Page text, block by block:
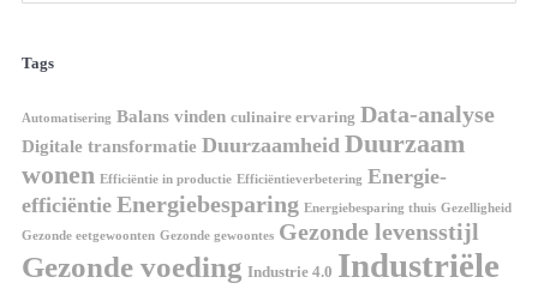
Tags
Automatisering Balans vinden culinaire ervaring Data-analyse
Digitale transformatie Duurzaamheid Duurzaam
wonen Efficiëntie in productie Efficiëntieverbetering Energie-
efficiëntie Energiebesparing Energiebesparing thuis Gezelligheid
Gezonde eetgewoonten Gezonde gewoontes Gezonde levensstijl
Gezonde voeding Industrie 4.0 Industriële